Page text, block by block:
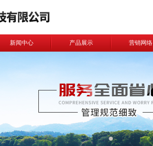
新闻中心 产品展示 营销网络